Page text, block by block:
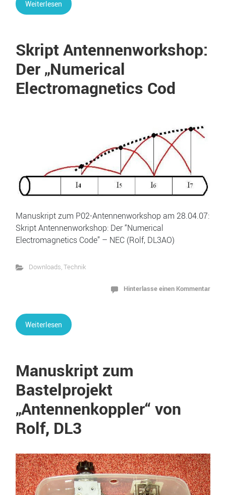
Weiterlesen
Skript Antennenworkshop:
Der „Numerical
Electromagnetics Cod
Manuskript zum P02-Antennenworkshop am 28.04.07:
Skript Antennenworkshop: Der “Numerical
Electromagnetics Code” – NEC (Rolf, DL3AO)
Downloads,Technik
Hinterlasse einen Kommentar
Weiterlesen
Manuskript zum
Bastelprojekt
„Antennenkoppler“ von
Rolf, DL3